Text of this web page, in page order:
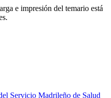
e impresión del temario está
Servicio Madrileño de Salud